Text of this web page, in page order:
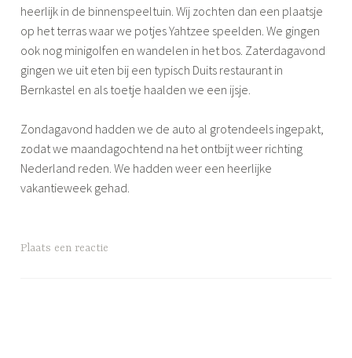
heerlijk in de binnenspeeltuin. Wij zochten dan een plaatsje
op het terras waar we potjes Yahtzee speelden. We gingen
ook nog minigolfen en wandelen in het bos. Zaterdagavond
gingen we uit eten bij een typisch Duits restaurant in
Bernkastel en als toetje haalden we een ijsje.
Zondagavond hadden we de auto al grotendeels ingepakt,
zodat we maandagochtend na het ontbijt weer richting
Nederland reden. We hadden weer een heerlijke
vakantieweek gehad.
G
Plaats een reactie